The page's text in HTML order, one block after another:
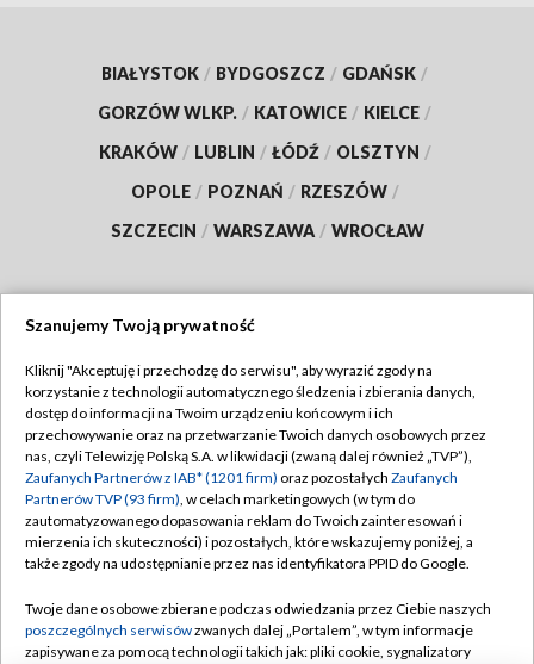
BIAŁYSTOK / BYDGOSZCZ / GDAŃSK /
GORZÓW WLKP. / KATOWICE / KIELCE /
KRAKÓW / LUBLIN / ŁÓDŹ / OLSZTYN /
OPOLE / POZNAŃ / RZESZÓW /
SZCZECIN / WARSZAWA / WROCŁAW
TVP
Abonament TVP
Emisja w TVP
Centrum informacji TVP
Naziemna Telewizja Cyfrowa
Rada Programowa
Regulamin TVP
Polityka prywatności
Moje zgody
Pomoc
Kontakt
Szanujemy Twoją prywatność
Kliknij "Akceptuję i przechodzę do serwisu", aby wyrazić zgody na
korzystanie z technologii automatycznego śledzenia i zbierania danych,
dostęp do informacji na Twoim urządzeniu końcowym i ich
przechowywanie oraz na przetwarzanie Twoich danych osobowych przez
nas, czyli Telewizję Polską S.A. w likwidacji (zwaną dalej również „TVP”),
Zaufanych Partnerów z IAB* (1201 firm) oraz pozostałych Zaufanych
Partnerów TVP (93 firm), w celach marketingowych (w tym do
zautomatyzowanego dopasowania reklam do Twoich zainteresowań i
mierzenia ich skuteczności) i pozostałych, które wskazujemy poniżej, a
także zgody na udostępnianie przez nas identyfikatora PPID do Google.
Twoje dane osobowe zbierane podczas odwiedzania przez Ciebie naszych
poszczególnych serwisówzwanych dalej „Portalem”, w tym informacje
zapisywane za pomocą technologii takich jak: pliki cookie, sygnalizatory